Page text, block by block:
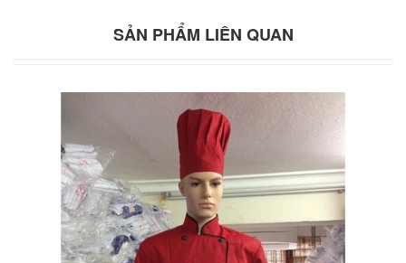
SẢN PHẨM LIÊN QUAN